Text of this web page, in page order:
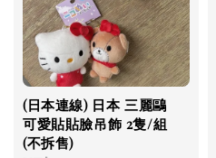
(日本連線) 日本 三麗鷗
可愛貼貼臉吊飾 2隻/組
(不拆售)